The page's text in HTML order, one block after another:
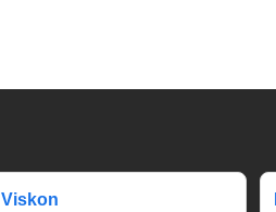
Viskon